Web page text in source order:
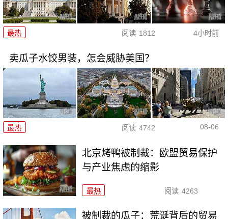
最热 阅读 1812 4小时前
卖瓜子水饺男装，怎会威胁美国？
最热 阅读 4742 08-06
北京烤鸭被制裁：欧盟贸易保护
与产业焦虑的缩影
最热 阅读 4263
被制裁的瓜子：荒诞背后的贸易